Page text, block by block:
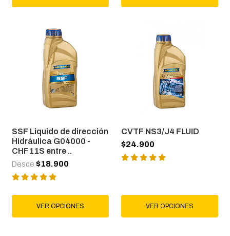
SSF Liquido de dirección
Hidráulica G04000 -
CHF11S entre ..
Desde $18.900
VER OPCIONES
CVTF NS3/J4 FLUID
$24.900
VER OPCIONES